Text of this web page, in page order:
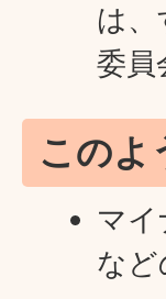
は
委員
このよ
マ
など